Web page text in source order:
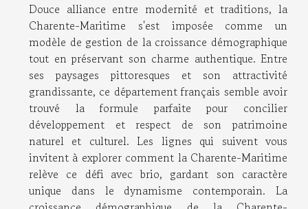
Douce alliance entre modernité et traditions, la
Charente-Maritime s'est imposée comme un
modèle de gestion de la croissance démographique
tout en préservant son charme authentique. Entre
ses paysages pittoresques et son attractivité
grandissante, ce département français semble avoir
trouvé la formule parfaite pour concilier
développement et respect de son patrimoine
naturel et culturel. Les lignes qui suivent vous
invitent à explorer comment la Charente-Maritime
relève ce défi avec brio, gardant son caractère
unique dans le dynamisme contemporain. La